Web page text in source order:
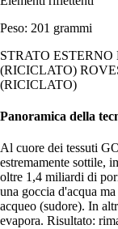
Peso: 201 grammi
STRATO
(RICICLATO)
(RICICLATO)
Panoramica della
Al cuore dei tessuti
estremamente sottile,
oltre 1,4 miliardi di
una goccia d'acqua
acqueo (sudore). In
evapora. Risultato: